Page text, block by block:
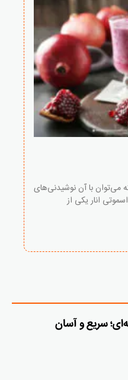
می‌توان با آن نوشیدنی‌های
انار یکی از
سریع و آسان